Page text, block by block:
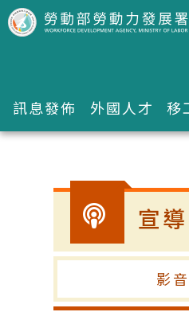
跳到主要內容區塊
訊息發佈 外國人才 移
宣
影音